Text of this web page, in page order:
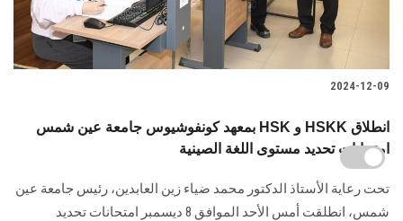
2024-12-09
بمعهد كونفوشيوس جامعة عين شمس HSK و HSKK انطلاق
امتحانات تحديد مستوى اللغة الصينية
تحت رعاية الأستاذ الدكتور محمد ضياء زين العابدين، رئيس جامعة عين
شمس، انطلقت أمس ‏الأحد الموافق 8 ديسمبر امتحانات تحديد